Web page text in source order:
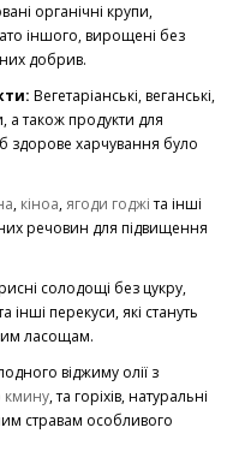
органічні крупи,
іншого, вирощені без
добрив.
Вегетаріанські, веганські,
а також продукти для
здорове харчування було
, кіноа, ягоди годжіта інші
речовин для підвищення
солодощі без цукру,
інші перекуси, які стануть
ласощам.
віджиму олії з
кмину, та горіхів, натуральні
стравам особливого